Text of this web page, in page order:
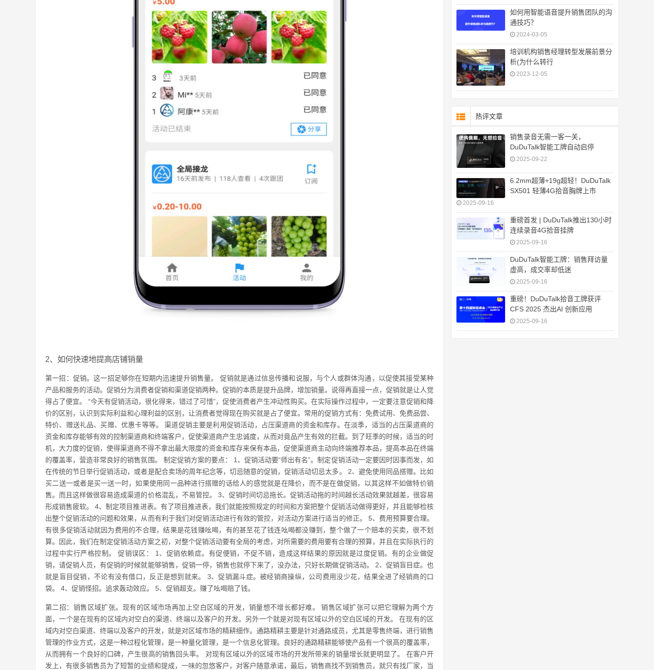
2、如何快速地提高店铺销量
第一招：促销。这一招足够你在短期内迅速提升销售量。 促销就是通过信息传播和说服，与个人或群体沟通，以促使其接受某种
产品和服务的活动。促销分为消费者促销和渠道促销两种。促销的本质是提升品牌，增加销量。说得再直接一点，促销就是让人觉
得占了便宜。 “今天有促销活动，很化得来，错过了可惜”，促使消费者产生冲动性购买。在实际操作过程中，一定要注意促销和降
价的区别，认识到实际利益和心理利益的区别，让消费者觉得现在购买就是占了便宜。常用的促销方式有：免费试用、免费品尝、
特价、赠送礼品、买赠、优惠卡等等。 渠道促销主要是利用促销活动，占压渠道商的资金和库存。在淡季，适当的占压渠道商的
资金和库存能够有效的控制渠道商和终端客户，促使渠道商产生忠诚度，从而对竟品产生有效的拦截。到了旺季的时候，适当的时
机，大力度的促销，使得渠道商不得不拿出最大限度的资金和库存来保有本品，促使渠道商主动向终端推荐本品，提高本品在终端
的覆盖率，营造非常良好的销售氛围。 制定促销方案的要点： 1、促销活动要“师出有名”。制定促销活动一定要因时因事而发，如
在传统的节日举行促销活动，或者是配合卖场的周年纪念等，切忌随意的促销，促销活动切忌太多。 2、避免使用同品搭赠。比如
买二送一或者是买一送一时，如果使用同一品种进行搭赠的话给人的感觉就是在降价，而不是在做促销，以其这样不如做特价销
售。而且这样做很容易造成渠道的价格混乱，不易管控。 3、促销时间切忌拖长。促销活动拖的时间越长活动效果就越差，很容易
形成销售疲软。 4、制定项目推进表。有了项目推进表，我们就能按照规定的时间和方案把整个促销活动做得更好，并且能够检核
出整个促销活动的问题和效果，从而有利于我们对促销活动进行有效的管控，对活动方案进行适当的修正。 5、费用预算要合理。
有很多促销活动就因为费用的不合理，结果是花钱赚吆喝，有的甚至花了钱连吆喝都没赚到，整个做了一个赔本的买卖，很不划
算。因此，我们在制定促销活动方案之初，对整个促销活动要有全局的考虑，对所需要的费用要有合理的预算，并且在实际执行的
过程中实行严格控制。 促销误区： 1、促销依赖症。有促便销，不促不销，造成这样结果的原因就是过度促销。有的企业做促
销，请促销人员，有促销的时候就能够销售，促销一停，销售也就停下来了，没办法，只好长期做促销活动。 2、促销盲目症。也
就是盲目促销，不论有没有借口，反正是想到就来。 3、促销漏斗症。被经销商操纵，公司费用没少花，结果全进了经销商的口
袋。 4、促销怪招。追求轰动效应。 5、促销超支。赚了吆喝赔了钱。
第二招：销售区域扩张。现有的区域市场再加上空白区域的开发，销量想不增长都好难。 销售区域扩张可以把它理解为两个方
面，一个是在现有的区域内对空白的渠道、终端以及客户的开发。另外一个就是对现有区域以外的空白区域的开发。 在现有的区
域内对空白渠道、终端以及客户的开发，就是对区域市场的精耕细作。通路精耕主要是针对通路成员，尤其是零售终端，进行销售
管理的作业方式，这是一种过程化管理，是一种量化管理，是一个信息化管理。良好的通路精耕能够使产品有一个很高的覆盖率，
从而拥有一个良好的口碑，产生很高的销售回头率。 对现有区域以外的区域市场的开发所带来的销量增长就更明显了。 在客户开
发上，有很多销售员为了短暂的业绩和提成，一味的忽悠客户，对客户随意承诺，最后，销售商找不到销售员，就只有找厂家，当
如何用智能语音提升销售团队的沟
通技巧？
2024-03-05
培训机构销售经理转型发展前景分
析(为什么转行
2023-12-05
热评文章
销售录音无需一客一关，
DuDuTalk智能工牌自动启停
2025-09-22
6.2mm超薄+19g超轻！DuDuTalk
SX501 轻薄4G拾音胸牌上市
2025-09-16
重磅首发 | DuDuTalk推出130小时
连续录音4G拾音挂牌
2025-09-16
DuDuTalk智能工牌：销售拜访量
虚高，成交率却低迷
2025-09-16
重磅！DuDuTalk拾音工牌获评
CFS 2025 杰出AI 创新应用
2025-09-16